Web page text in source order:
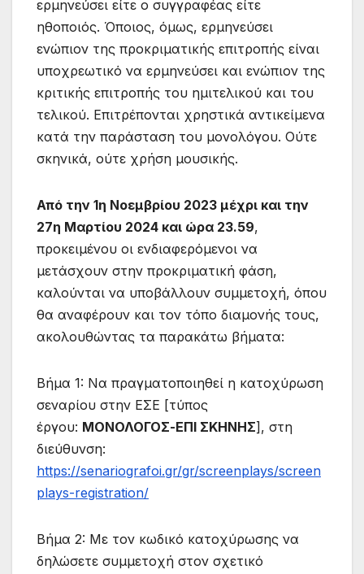
ερμηνεύσει είτε ο συγγραφέας είτε
ηθοποιός. Όποιος, όμως, ερμηνεύσει
ενώπιον της προκριματικής επιτροπής είναι
υποχρεωτικό να ερμηνεύσει και ενώπιον της
κριτικής επιτροπής του ημιτελικού και του
τελικού. Επιτρέπονται χρηστικά αντικείμενα
κατά την παράσταση του μονολόγου. Ούτε
σκηνικά, ούτε χρήση μουσικής.
Από την 1η Νοεμβρίου 2023 μέχρι και την
27η Μαρτίου 2024 και ώρα 23.59,
προκειμένου οι ενδιαφερόμενοι να
μετάσχουν στην προκριματική φάση,
καλούνται να υποβάλλουν συμμετοχή, όπου
θα αναφέρουν και τον τόπο διαμονής τους,
ακολουθώντας τα παρακάτω βήματα:
Βήμα 1: Να πραγματοποιηθεί η κατοχύρωση
σεναρίου στην ΕΣΕ [τύπος
έργου: ΜΟΝΟΛΟΓΟΣ-ΕΠΙ ΣΚΗΝΗΣ], στη
διεύθυνση:
https://senariografoi.gr/gr/screenplays/screen
plays-registration/
Βήμα 2: Με τον κωδικό κατοχύρωσης να
δηλώσετε συμμετοχή στον σχετικό